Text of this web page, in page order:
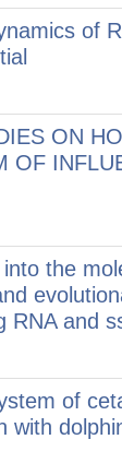
of
ON
OF
the
RNA and
of
with